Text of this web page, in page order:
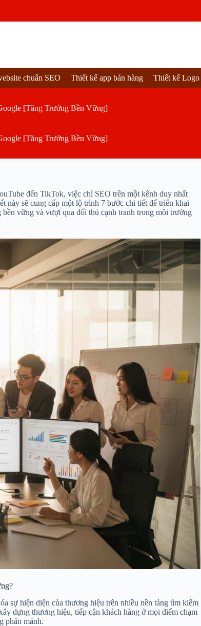
chuẩn SEO Thiết kế app bán hàng Thiết kế Logo
[Tăng Trưởng Bền Vững]
[Tăng Trưởng Bền Vững]
đến TikTok, việc chỉ SEO trên một kênh duy nhất
này sẽ cung cấp một lộ trình 7 bước chi tiết để triển khai
bền vững và vượt qua đối thủ cạnh tranh trong môi trường
sự hiện diện của thương hiệu trên nhiều nền tảng tìm kiếm
dựng thương hiệu, tiếp cận khách hàng ở mọi điểm chạm
phân mảnh.